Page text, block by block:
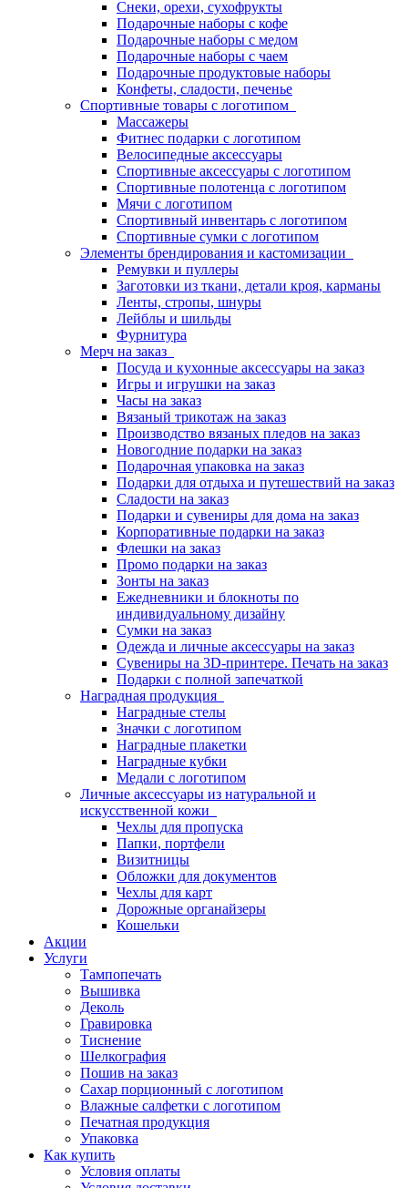
Снеки, орехи, сухофрукты
Подарочные наборы с кофе
Подарочные наборы с медом
Подарочные наборы с чаем
Подарочные продуктовые наборы
Конфеты, сладости, печенье
Спортивные товары с логотипом
Массажеры
Фитнес подарки с логотипом
Велосипедные аксессуары
Спортивные аксессуары с логотипом
Спортивные полотенца с логотипом
Мячи с логотипом
Спортивный инвентарь с логотипом
Спортивные сумки с логотипом
Элементы брендирования и кастомизации
Ремувки и пуллеры
Заготовки из ткани, детали кроя, карманы
Ленты, стропы, шнуры
Лейблы и шильды
Фурнитура
Мерч на заказ
Посуда и кухонные аксессуары на заказ
Игры и игрушки на заказ
Часы на заказ
Вязаный трикотаж на заказ
Производство вязаных пледов на заказ
Новогодние подарки на заказ
Подарочная упаковка на заказ
Подарки для отдыха и путешествий на заказ
Сладости на заказ
Подарки и сувениры для дома на заказ
Корпоративные подарки на заказ
Флешки на заказ
Промо подарки на заказ
Зонты на заказ
Ежедневники и блокноты по
индивидуальному дизайну
Сумки на заказ
Одежда и личные аксессуары на заказ
Сувениры на 3D-принтере. Печать на заказ
Подарки с полной запечаткой
Наградная продукция
Наградные стелы
Значки с логотипом
Наградные плакетки
Наградные кубки
Медали с логотипом
Личные аксессуары из натуральной и
искусственной кожи
Чехлы для пропуска
Папки, портфели
Визитницы
Обложки для документов
Чехлы для карт
Дорожные органайзеры
Кошельки
Акции
Услуги
Тампопечать
Вышивка
Деколь
Гравировка
Тиснение
Шелкография
Пошив на заказ
Сахар порционный с логотипом
Влажные салфетки с логотипом
Печатная продукция
Упаковка
Как купить
Условия оплаты